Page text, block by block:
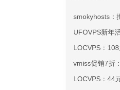
smokyhosts：
UFOVPS新年
LOCVPS：
vmiss促销7折
LOCVPS：44